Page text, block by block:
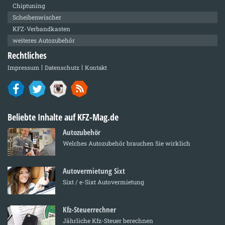
Chiptuning
Scheibenwischer
KFZ-Verbandkasten
weiteres Autozubehör
Rechtliches
Impressum Datenschutz Kontakt
Beliebte Inhalte auf KFZ-Mag.de
Autozubehör
Welches Autozubehör brauchen Sie wirklich
Autovermietung Sixt
Sixt / e-Sixt Autovermietung
Kfz-Steuerrechner
Jährliche Kfz-Steuer berechnen